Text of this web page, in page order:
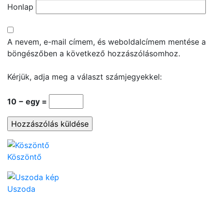
Honlap
A nevem, e-mail címem, és weboldalcímem mentése a
böngészőben a következő hozzászólásomhoz.
Kérjük, adja meg a választ számjegyekkel:
10 − egy =
Köszöntő
Uszoda